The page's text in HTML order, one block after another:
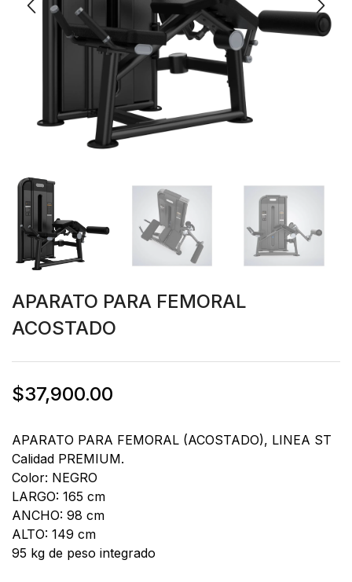
APARATO PARA FEMORAL
ACOSTADO
$37,900.00
APARATO PARA FEMORAL (ACOSTADO), LINEA ST
Calidad PREMIUM.
Color: NEGRO
LARGO: 165 cm
ANCHO: 98 cm
ALTO: 149 cm
95 kg de peso integrado